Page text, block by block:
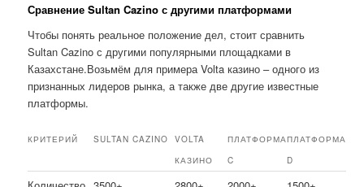
Сравнение Sultan Cazino с другими платформами
Чтобы понять реальное положение дел, стоит сравнить
Sultan Cazino с другими популярными площадками в
Казахстане.Возьмём для примера Volta казино – одного из
признанных лидеров рынка, а также две другие известные
платформы.
КРИТЕРИЙ SULTAN CAZINO
VOLTA
КАЗИНО
ПЛАТФОРМА
C
ПЛАТФОРМА
D